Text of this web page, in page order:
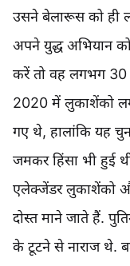
उसने बेलारूस को ही
अपने युद्ध अभियान
करें तो वह लगभग 30
2020 में लुकाशेंको
गए थे, हालांकि यह
जमकर हिंसा भी हुई
एलेक्जेंडर लुकाशेंको और
दोस्त माने जाते हैं.
के टूटने से नाराज थे.